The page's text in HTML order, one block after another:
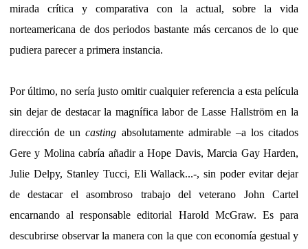
mirada crítica y comparativa con la actual, sobre la vida
norteamericana de dos periodos bastante más cercanos de lo que
pudiera parecer a primera instancia.
Por último, no sería justo omitir cualquier referencia a esta película
sin dejar de destacar la magnífica labor de Lasse Hallström en la
dirección de uncasting absolutamente admirable –a los citados
Gere y Molina cabría añadir a Hope Davis, Marcia Gay Harden,
Julie Delpy, Stanley Tucci, Eli Wallack...-, sin poder evitar dejar
de destacar el asombroso trabajo del veterano John Cartel
encarnando al responsable editorial Harold McGraw. Es para
descubrirse observar la manera con la que con economía gestual y